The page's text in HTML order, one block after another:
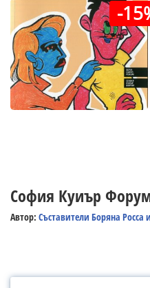
-
София Куиър
Автор: Съставители Боряна